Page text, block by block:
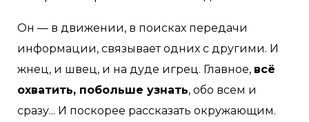
Он — в движении, в поисках передачи
информации, связывает одних с другими. И
жнец, и швец, и на дуде игрец. Главное, всё
охватить, побольше узнать, обо всем и
сразу... И поскорее рассказать окружающим.